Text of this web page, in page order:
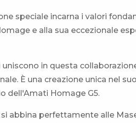
speciale incarna i valori
e alla sua eccezionale
uniscono in questa
È una creazione unica nel
dell'Amati Homage G5.
abbina perfettamente alle